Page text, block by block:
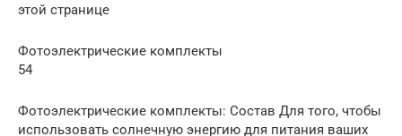
этой странице
Фотоэлектрические комплекты
54
Фотоэлектрические комплекты: Состав Для того, чтобы
использовать солнечную энергию для питания ваших